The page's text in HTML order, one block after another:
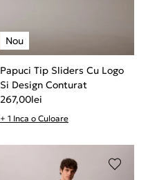
Papuci Tip Sliders Cu Logo
Si Design Conturat
267,00lei
+ 1 Inca o Culoare